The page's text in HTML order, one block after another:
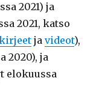
2021) ja
2021, katso
javideot),
2020), ja
elokuussa